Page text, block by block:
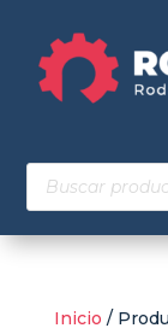
Búsqueda
de
productos
Inicio /